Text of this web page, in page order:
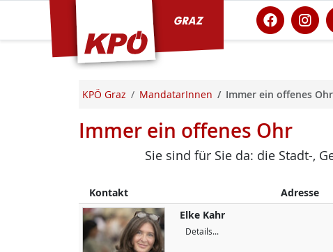
KPÖ Graz MandatarInnen Immer ein offenes Ohr
Immer ein offenes Ohr
Sie sind für Sie da: die Stadt-,
Kontakt Adresse
Elke Kahr
Details...